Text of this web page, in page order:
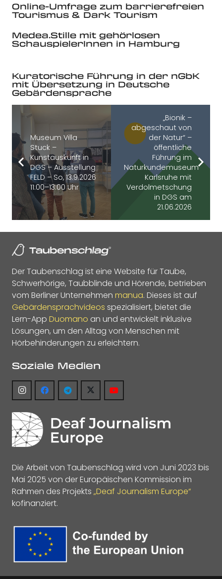
Online-Umfrage zum barrierefreien
Tourismus & Dark Tourism
Medea.Stille mit gehörlosen
SchauspielerInnen in Hamburg
Kuratorische Führung in der nGbK
mit Übersetzung in Deutsche
Gebärdensprache
Museum Villa
Stuck –
Kunstauskunft in
DGS – Ausstellung
FELD – So, 13.9.2026
11:00–13:00 Uhr
„Bionik –
abgeschaut von
der Natur“ –
öffentliche
Führung im
Naturkundemuseum
Karlsruhe mit
Verdolmetschung
in DGS am
21.06.2026
Der Taubenschlag ist eine Website für Taube,
Schwerhörige, Taubblinde und Hörende, betrieben
vom Berliner Unternehmen manua. Dieses ist auf
Gebärdensprachvideos spezialisiert, bietet die
Lern-App Duomano an und entwickelt inklusive
Lösungen, um den Alltag von Menschen mit
Hörbehinderungen zu erleichtern.
Soziale Medien
Die Arbeit von Taubenschlag wird von Juni 2023 bis
Mai 2025 von der Europäischen Kommission im
Rahmen des Projekts „Deaf Journalism Europe“
kofinanziert.